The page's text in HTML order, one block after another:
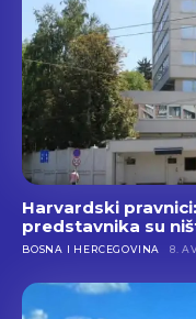
Harvardski
predstavnika su
BOSNA I HERCEGOVINA 8.